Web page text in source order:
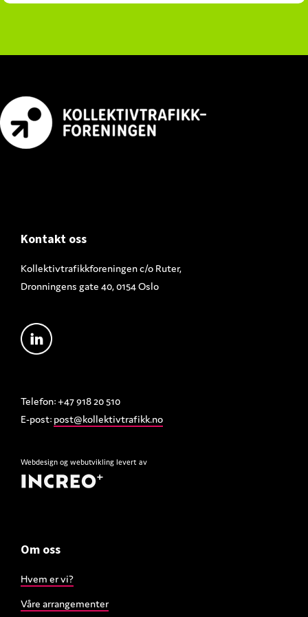
Footer
Kontakt oss
Kollektivtrafikkforeningen c/o Ruter,
Dronningens gate 40, 0154 Oslo
Telefon: +47 918 20 510
E-post: post@kollektivtrafikk.no
Webdesign og webutvikling levert av
Om oss
Hvem er vi?
Våre arrangementer